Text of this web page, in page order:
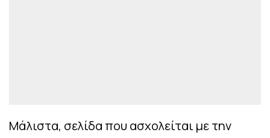
Μάλιστα, σελίδα που ασχολείται με την